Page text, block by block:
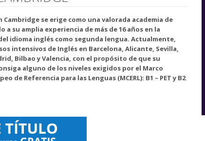
Cambridge se erige como una valorada academia de
a su amplia experiencia de más de 16 años en la
idioma inglés como segunda lengua. Actualmente,
intensivos de Inglés en Barcelona, Alicante, Sevilla,
Bilbao y Valencia, con el propósito de que su
alguno de los niveles exigidos por el Marco
de Referencia para las Lenguas (MCERL): B1 – PET y B2